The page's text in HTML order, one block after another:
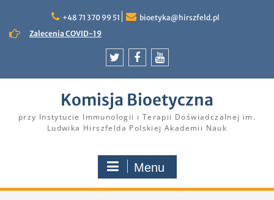
content
+48 71 370 99 51
bioetyka@hirszfeld.pl
Zalecenia COVID-19
Komisja Bioetyczna
przy Instytucie Immunologii i Terapii Doświadczalnej im.
Ludwika Hirszfelda Polskiej Akademii Nauk
Menu